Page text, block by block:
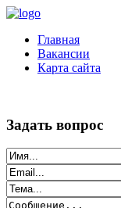
Главная
Вакансии
Карта сайта
Задать вопрос